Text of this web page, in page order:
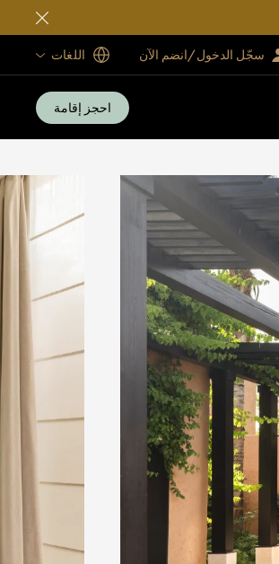
سجّل الدخول/انضم الآن اللغات
احجز إقامة